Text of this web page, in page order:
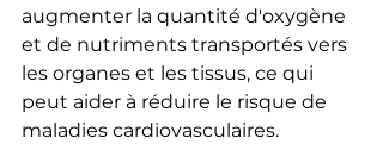
augmenter la quantité d'oxygène
et de nutriments transportés vers
les organes et les tissus, ce qui
peut aider à réduire le risque de
maladies cardiovasculaires.